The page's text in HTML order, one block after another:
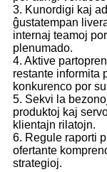
3. Kunordigi kaj
ĝustatempan
internaj teamoj
plenumado.
4. Aktive
restante informita
konkurenco por
5. Sekvi la
produktoj kaj
klientajn rilatojn.
6. Regule raporti
ofertante
strategioj.